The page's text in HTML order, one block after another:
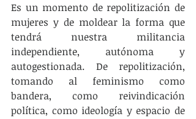
Es un momento de repolitización de
mujeres y de moldear la forma que
tendrá nuestra militancia
independiente, autónoma y
autogestionada. De repolitización,
tomando al feminismo como
bandera, como reivindicación
política, como ideología y espacio de